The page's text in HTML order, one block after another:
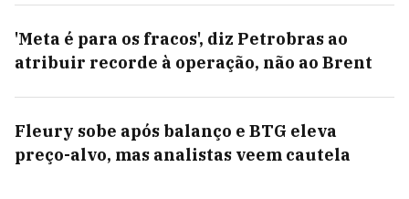
'Meta é para os fracos', diz Petrobras ao
atribuir recorde à operação, não ao Brent
Fleury sobe após balanço e BTG eleva
preço-alvo, mas analistas veem cautela